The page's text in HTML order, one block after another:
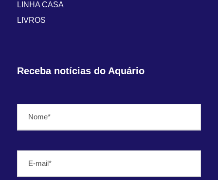
LINHA CASA
LIVROS
Receba notícias do Aquário